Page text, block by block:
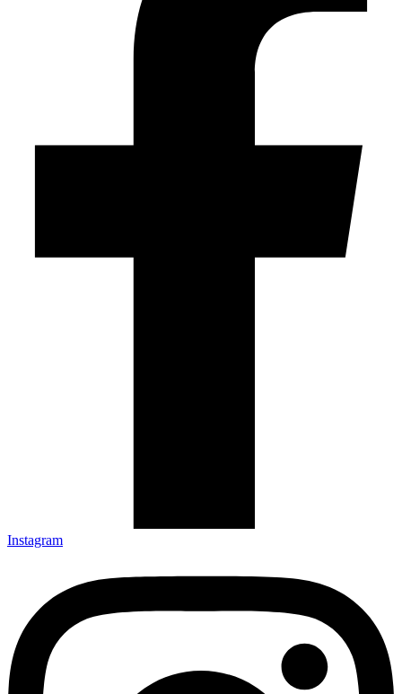
Instagram